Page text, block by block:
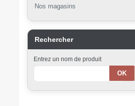
Nos magasins
Rechercher
Entrez un nom de produit